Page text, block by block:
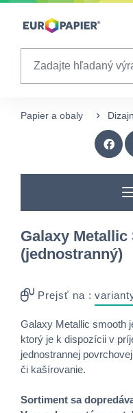
Table Of Content
Doplnkové produkty
Zaujímavé produkty pre Vás
Papier a obaly
Galaxy Metallic
(jednostranný)
Prejsť na :
Galaxy Metallic smooth
ktorý je k dispozícii v
jednostrannej
či kašírovanie.
Sortiment sa